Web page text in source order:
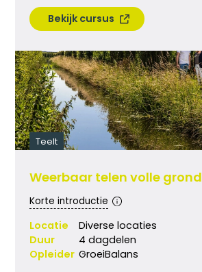
Bekijk cursus
Teelt
Weerbaar telen volle grond
Korte introductie
Locatie
Diverse locaties
Duur
4 dagdelen
Opleider GroeiBalans